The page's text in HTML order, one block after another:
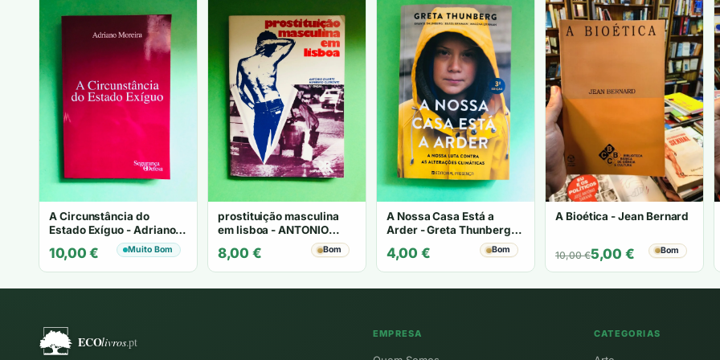
A Circunstância do
Estado Exíguo - Adriano
10,00€ Muito Bom
prostituição masculina
em lisboa - ANTONIO
DUARTE HERMINIO
CLEMENTE
8,00 € Bom
A Nossa Casa Está a
Arder - Greta Thunberg,
Svante Thunberg, Beata
Ernman, Malena Ernman
4,00 € Bom
A Bioética - Jean Bernard
10,00€
O
preço
5,00 €
O
preço
Bom
EMPRESA CATEGORIAS